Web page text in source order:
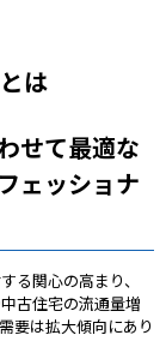
は
せて最適な
ェッショナ
る関心の高まり、
古住宅の流通量増
要は拡大傾向にあり